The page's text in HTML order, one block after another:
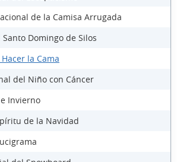
de la Camisa Arrugada
Santo Domingo de Silos
la Cama
del Niño con Cáncer
Invierno
de la Navidad